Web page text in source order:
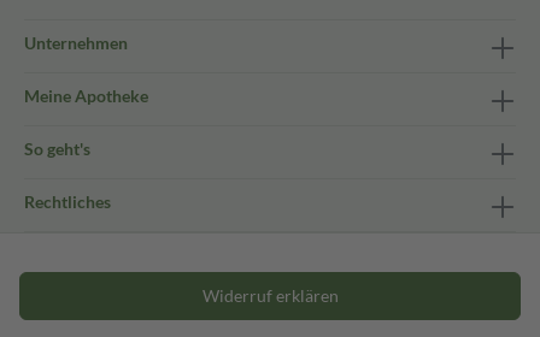
Unternehmen
Meine Apotheke
So geht's
Rechtliches
Widerruf erklären